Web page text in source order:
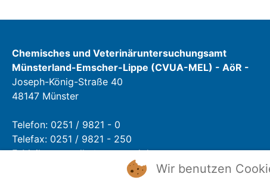
Chemisches und Veterinäruntersuchungsamt
Münsterland-Emscher-Lippe (CVUA-MEL) - AöR -
Joseph-König-Straße 40
48147 Münster
Telefon: 0251 / 9821 - 0
Telefax: 0251 / 9821 - 250
E-Mail:poststelle@cvua-mel.de
Wir benutzen